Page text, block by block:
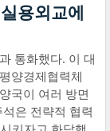
용외교에
통화했다. 이 대
양경제협력체
국이 여러 방면
은 전략적 협력